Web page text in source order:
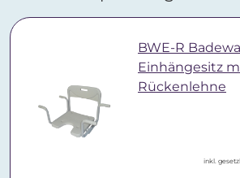
BWE-R
Einhängesitz
Rückenlehne
inkl.